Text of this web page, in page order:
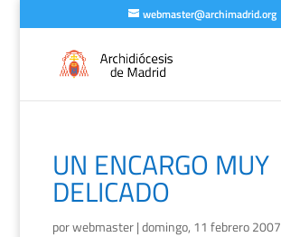
webmaster@archimadrid.org
UN ENCARGO MUY
DELICADO
porwebmaster|domingo, 11 febrero 2007